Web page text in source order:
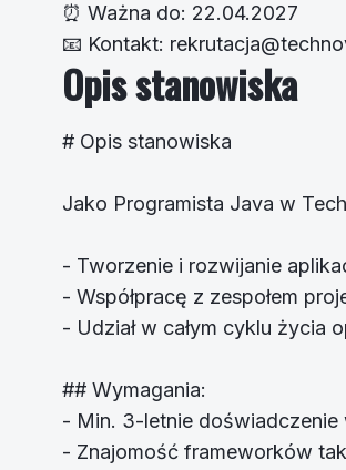
⏰ Ważna do: 22.04.2027
📧 Kontakt:
Opis stanowiska
# Opis stanowiska
Jako Programista Java w
- Tworzenie i rozwijanie
- Współpracę z zespołem
- Udział w całym cyklu życia
## Wymagania:
- Min. 3-letnie doświadczenie
- Znajomość frameworków